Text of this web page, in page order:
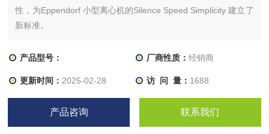
性，为Eppendorf 小型离心机的Silence Speed Simplicity 建立了
新标准。
产品型号： 厂商性质： 经销商
更新时间： 2025-02-28 访 问 量： 1688
产品咨询 联系我们